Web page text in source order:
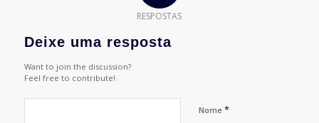
RESPOSTAS
Deixe uma resposta
Want to join the discussion?
Feel free to contribute!
Nome *